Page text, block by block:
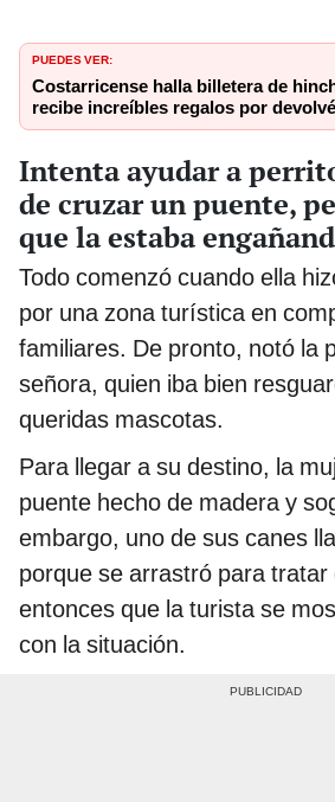
PUEDES VER:
Costarricense halla billetera de
recibe increíbles regalos por
Intenta ayudar a
de cruzar un puente,
que la estaba
Todo comenzó cuando ella
por una zona turística en
familiares. De pronto, notó la
señora, quien iba bien
queridas mascotas.
Para llegar a su destino, la
puente hecho de madera y
embargo, uno de sus canes
porque se arrastró para
entonces que la turista se
con la situación.